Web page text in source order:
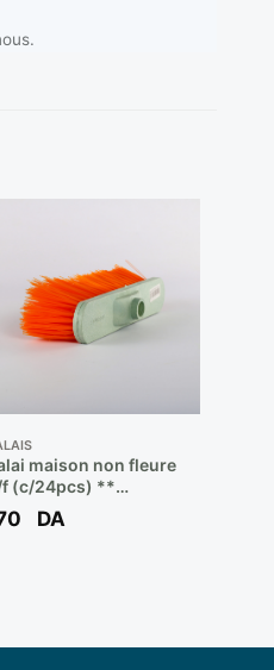
maison non fleure
(c/24pcs) **
DA